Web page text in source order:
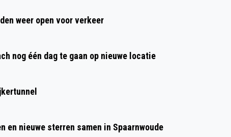
ONTVANGT CHEQUE VAN BIJNA 1600
weer open voor verkeer
nog één dag te gaan op nieuwe locatie
en nieuwe sterren samen in Spaarnwoude